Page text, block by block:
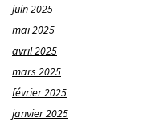
juin 2025
mai 2025
avril 2025
mars 2025
février 2025
janvier 2025